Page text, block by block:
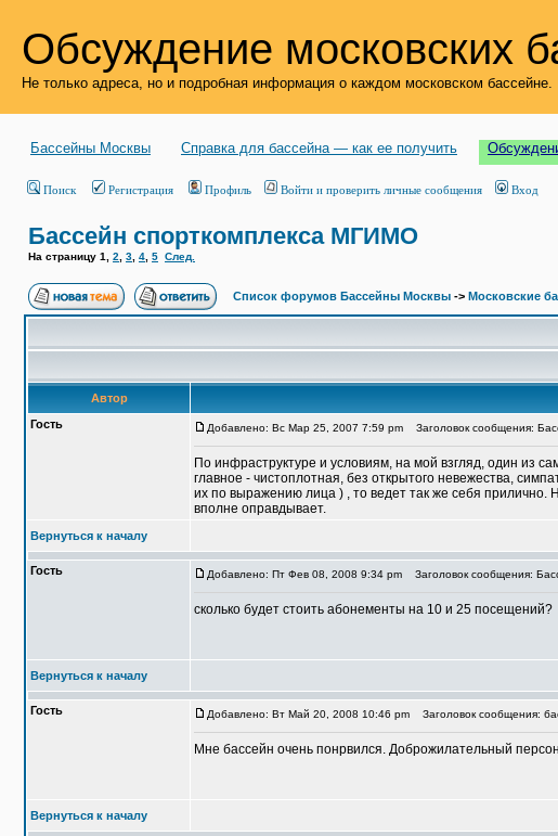
Обсуждение московских
Не только адреса, но и подробная информация о каждом московском бассейне.
Бассейны Москвы Справка для бассейна — как ее получить
Поиск Регистрация Профиль Войти и проверить личные сообщения Вход
Бассейн спорткомплекса МГИМО
На страницу 1 2 3 4 5 След.
Список форумов Бассейны Москвы -> Московские
Автор
Гость
Добавлено: Вс Мар 25, 2007 7:59 pm Заголовок сообщения:
По инфраструктуре и условиям, на мой взгляд, один из
главное - чистоплотная, без открытого невежества,
их по выражению лица ) , то ведет так же себя
вполне оправдывает.
Вернуться к началу
Гость Добавлено: Пт Фев 08, 2008 9:34 pm Заголовок сообщения:
сколько будет стоить абонементы на 10 и 25 посещений?
Вернуться к началу
Гость Добавлено: Вт Май 20, 2008 10:46 pm Заголовок сообщения:
Мне бассейн очень понрвился. Доброжилательный
Вернуться к началу